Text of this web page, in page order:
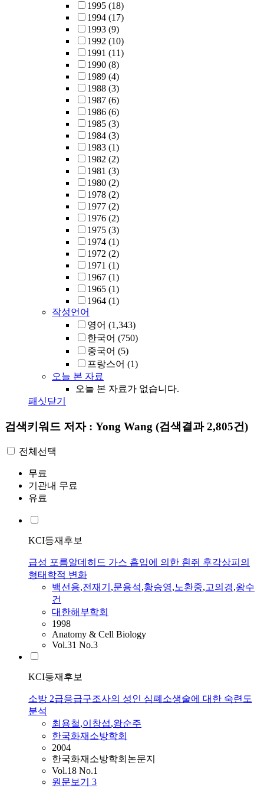
1995 (18)
1994 (17)
1993 (9)
1992 (10)
1991 (11)
1990 (8)
1989 (4)
1988 (3)
1987 (6)
1986 (6)
1985 (3)
1984 (3)
1983 (1)
1982 (2)
1981 (3)
1980 (2)
1978 (2)
1977 (2)
1976 (2)
1975 (3)
1974 (1)
1972 (2)
1971 (1)
1967 (1)
1965 (1)
1964 (1)
작성언어
영어 (1,343)
한국어 (750)
중국어 (5)
프랑스어 (1)
오늘 본 자료
오늘 본 자료가 없습니다.
패싯닫기
검색키워드 저자 : Yong Wang (검색결과 2,805건)
전체선택
무료
기관내 무료
유료
KCI등재후보
급성 포름알데히드 가스 흡입에 의한 흰쥐 후각상피의
형태학적 변화
백선용,전재기 ,문용석,황승영,노환중,고의경,왕수
건
대한해부학회
1998
Anatomy & Cell Biology
Vol.31 No.3
KCI등재후보
소방 2급응급구조사의 성인 심폐소생술에 대한 숙련도
분석
최용철,이창섭,왕순주
한국화재소방학회
2004
한국화재소방학회논문지
Vol.18 No.1
원문보기 3